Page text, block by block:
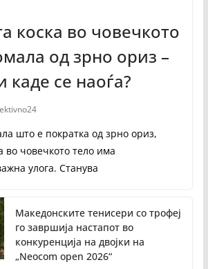
коска во човечкото
од зрно ориз –
каде се наоѓа?
што е пократка од зрно ориз,
во човечкото тело има
улога. Станува
Македонските тенисери со трофеј
го завршија настапот во
конкуренција на двојки на
„Neocom open 2026“